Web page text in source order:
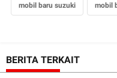
mobil baru suzuki
BERITA TERKAIT